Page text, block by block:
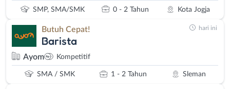
SMP, SMA/SMK 0 - 2 Tahun Kota Jogja
Butuh Cepat!
Barista
Ayom Kompetitif
SMA / SMK 1 - 2 Tahun Sleman
hari ini